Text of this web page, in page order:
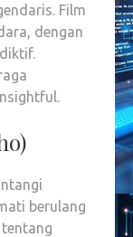
Film
dengan
berulang